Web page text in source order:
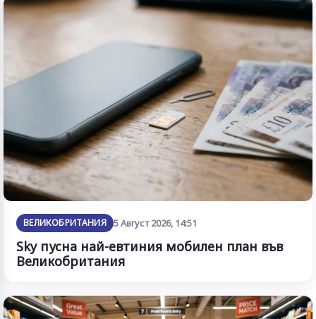
ВЕЛИКОБРИТАНИЯ 5 Август 2026, 14:51
Sky пусна най-евтиния мобилен план във
Великобритания